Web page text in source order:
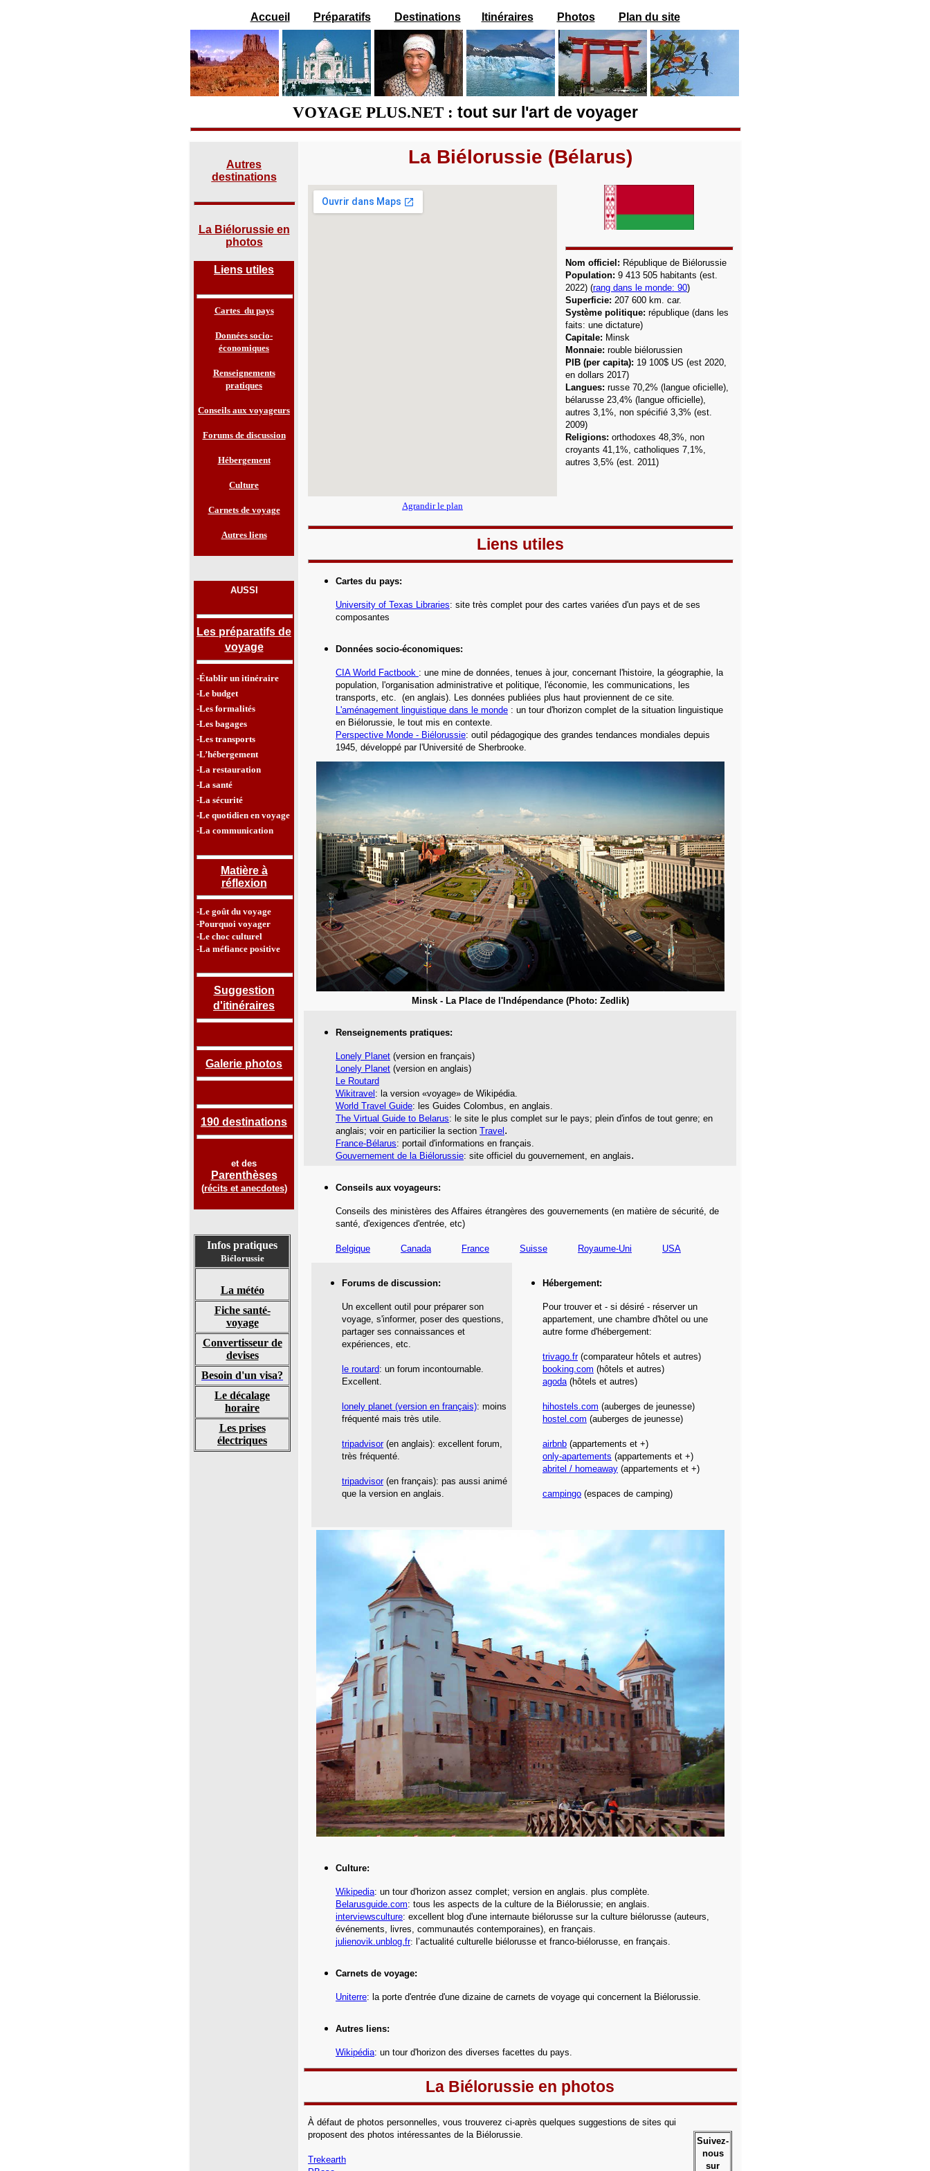
Accueil Préparatifs Destinations Itinéraires Photos Plan du site
VOYAGE PLUS.NET : tout sur l'art de voyager
Autres
destinations
La Biélorussie en
photos
Liens utiles
Cartes du pays
Données socio-
économiques
Renseignements
pratiques
Conseils aux voyageurs
Forums de discussion
Hébergement
Culture
Carnets de voyage
Autres liens
AUSSI
Les préparatifs de
voyage
-Établir un itinéraire
-Le budget
-Les formalités
-Les bagages
-Les transports
-L’hébergement
-La restauration
-La santé
-La sécurité
-Le quotidien en voyage
-La communication
Matière à
réflexion
-Le goût du voyage
-Pourquoi voyager
-Le choc culturel
-La méfiance positive
Suggestion
d'itinéraires
Galerie photos
190 destinations
et des
Parenthèses
(récits et anecdotes)
Infos pratiques
Biélorussie
La météo
Fiche santé-
voyage
Convertisseur de
devises
Besoin d'un visa?
Le décalage
horaire
Les prises
électriques
La Biélorussie (Bélarus)
Agrandir le plan
Nom officiel: République de Biélorussie
Population: 9 413 505 habitants (est.
2022) (rang dans le monde: 90)
Superficie: 207 600 km. car.
Système politique: république (dans les
faits: une dictature)
Capitale: Minsk
Monnaie: rouble biélorussien
PIB (per capita): 19 100$ US (est 2020,
en dollars 2017)
Langues: russe 70,2% (langue oficielle),
bélarusse 23,4% (langue officielle),
autres 3,1%, non spécifié 3,3% (est.
2009)
Religions: orthodoxes 48,3%, non
croyants 41,1%, catholiques 7,1%,
autres 3,5% (est. 2011)
Liens utiles
Cartes du pays:
University of Texas Libraries: site très complet pour des cartes variées d'un pays et de ses
composantes
Données socio-économiques:
CIAWorld Factbook : une mine de données, tenues à jour, concernant l'histoire, la géographie, la
population, l'organisation administrative et politique, l'économie, les communications, les
transports, etc. (en anglais). Les données publiées plus haut proviennent de ce site.
L'aménagement linguistique dans le monde : un tour d'horizon complet de la situation linguistique
en Biélorussie, le tout mis en contexte.
Perspective Monde - Biélorussie: outil pédagogique des grandes tendances mondiales depuis
1945, développé par l'Université de Sherbrooke.
Minsk - La Place de l'Indépendance (Photo: Zedlik)
Renseignements pratiques:
Lonely Planet (version en français)
Lonely Planet (version en anglais)
Le Routard
Wikitravel : la version «voyage» de Wikipédia.
World Travel Guide: les Guides Colombus, en anglais.
The Virtual Guide to Belarus: le site le plus complet sur le pays; plein d'infos de tout genre; en
anglais; voir en particilier la section Travel .
France-Bélarus: portail d'informations en français.
Gouvernement de la Biélorussie: site officiel du gouvernement, en anglais.
Conseils aux voyageurs:
Conseils des ministères des Affaires étrangères des gouvernements (en matière de sécurité, de
santé, d'exigences d'entrée, etc)
Belgique Canada France Suisse Royaume-Uni USA
Forums de discussion:
Un excellent outil pour préparer son
voyage, s'informer, poser des questions,
partager ses connaissances et
expériences, etc.
le routard: un forum incontournable.
Excellent.
lonely planet (version en français): moins
fréquenté mais très utile.
tripadvisor(en anglais): excellent forum,
très fréquenté.
tripadvisor(en français): pas aussi animé
que la version en anglais.
Hébergement:
Pour trouver et - si désiré - réserver un
appartement, une chambre d'hôtel ou une
autre forme d'hébergement:
trivago.fr(comparateur hôtels et autres)
booking.com (hôtels et autres)
agoda(hôtels et autres)
hihostels.com (auberges de jeunesse)
hostel.com (auberges de jeunesse)
airbnb (appartements et +)
only-apartements (appartements et +)
abritel / homeaway (appartements et +)
campingo (espaces de camping)
Culture:
Wikipedia: un tour d'horizon assez complet; version en anglais. plus complète.
Belarusguide.com: tous les aspects de la culture de la Biélorussie; en anglais.
interviewsculture: excellent blog d'une internaute biélorusse sur la culture biélorusse (auteurs,
événements, livres, communautés contemporaines), en français.
julienovik.unblog.fr: l’actualité culturelle biélorusse et franco-biélorusse, en français.
Carnets de voyage:
Uniterre: la porte d'entrée d'une dizaine de carnets de voyage qui concernent la Biélorussie.
Autres liens:
Wikipédia: un tour d'horizon des diverses facettes du pays.
La Biélorussie en photos
À défaut de photos personnelles, vous trouverez ci-après quelques suggestions de sites qui
proposent des photos intéressantes de la Biélorussie.
Trekearth
Suivez-
nous
sur